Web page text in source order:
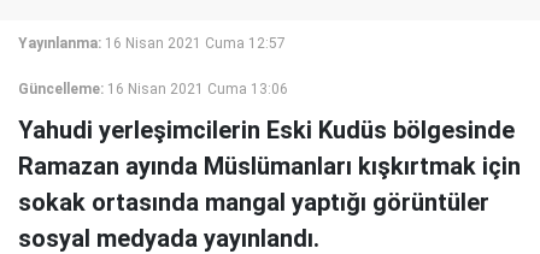
Yayınlanma: 16 Nisan 2021 Cuma 12:57
Güncelleme: 16 Nisan 2021 Cuma 13:06
Yahudi yerleşimcilerin Eski Kudüs bölgesinde
Ramazan ayında Müslümanları kışkırtmak için
sokak ortasında mangal yaptığı görüntüler
sosyal medyada yayınlandı.